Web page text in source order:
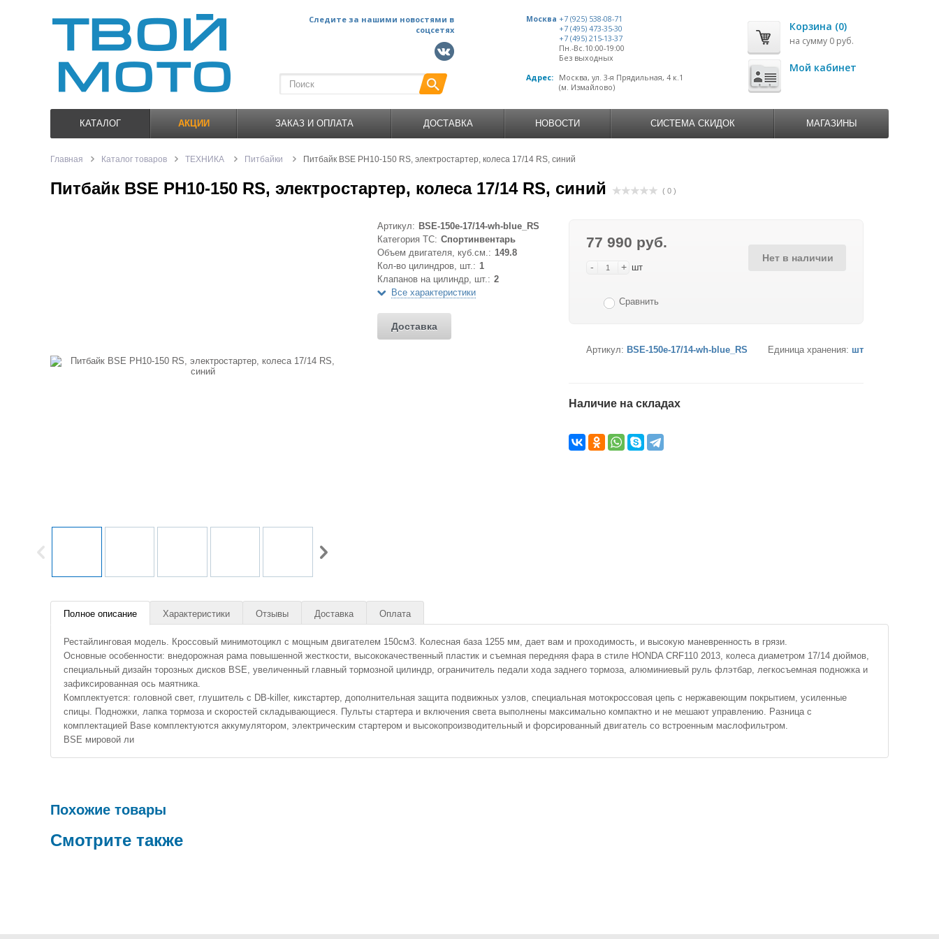
Следите за нашими новостями в
соцсетях
Москва +7 (925) 538-08-71
+7 (495) 473-35-30
+7 (495) 215-13-37
Пн.-Вс.10:00-19:00
Без выходных
Адрес:
Москва, ул. 3-я Прядильная, 4 к.1
(м. Измайлово)
Корзина (0)
на сумму 0 руб.
Мой кабинет
КАТАЛОГ АКЦИИ ЗАКАЗ И ОПЛАТА ДОСТАВКА НОВОСТИ СИСТЕМА СКИДОК МАГАЗИНЫ
Главная Каталог товаров ТЕХНИКА Питбайки Питбайк BSE PH10-150 RS, электростартер, колеса 17/14 RS, синий
Питбайк BSE PH10-150 RS, электростартер, колеса 17/14 RS, синий ( 0 )
77 990 руб.
- + шт
Нет в наличии
Сравнить
Артикул: BSE-150e-17/14-wh-blue_RS Единица хранения: шт
Наличие на складах
Артикул: BSE-150e-17/14-wh-blue_RS
Категория ТС: Спортинвентарь
Объем двигателя, куб.см.: 149.8
Кол-во цилиндров, шт.: 1
Клапанов на цилиндр, шт.: 2
Все характеристики
Доставка
Полное описание Характеристики Отзывы Доставка Оплата
Рестайлинговая модель. Кроссовый минимотоцикл с мощным двигателем 150см3. Колесная база 1255 мм, дает вам и проходимость, и высокую маневренность в грязи.
Основные особенности: внедорожная рама повышенной жесткости, высококачественный пластик и съемная передняя фара в стиле HONDA CRF110 2013, колеса диаметром 17/14 дюймов,
специальный дизайн торозных дисков BSE, увеличенный главный тормозной цилиндр, ограничитель педали хода заднего тормоза, алюминиевый руль флэтбар, легкосъемная подножка и
зафиксированная ось маятника.
Комплектуется: головной свет, глушитель с DB-killer, кикстартер, дополнительная защита подвижных узлов, специальная мотокроссовая цепь с нержавеющим покрытием, усиленные
спицы. Подножки, лапка тормоза и скоростей складывающиеся. Пульты стартера и включения света выполнены максимально компактно и не мешают управлению. Разница с
комплектацией Base комплектуются аккумулятором, электрическим стартером и высокопроизводительный и форсированный двигатель со встроенным маслофильтром.
BSE мировой ли
Похожие товары
Смотрите также